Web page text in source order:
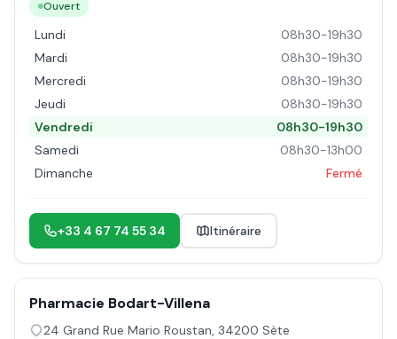
Ouvert
Lundi
08h30-19h30
Mardi
08h30-19h30
Mercredi
08h30-19h30
Jeudi
08h30-19h30
Vendredi
08h30-19h30
Samedi
08h30-13h00
Dimanche
Fermé
+33 4 67 74 55 34 Itinéraire
Pharmacie Bodart-Villena
24 Grand Rue Mario Roustan, 34200 Sète